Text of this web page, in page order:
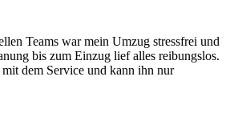
Teams war mein Umzug stressfrei und
bis zum Einzug lief alles reibungslos.
dem Service und kann ihn nur